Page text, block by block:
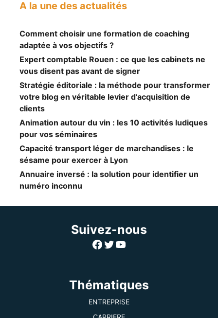
A la une des actualités
Comment choisir une formation de coaching
adaptée à vos objectifs ?
Expert comptable Rouen : ce que les cabinets ne
vous disent pas avant de signer
Stratégie éditoriale : la méthode pour transformer
votre blog en véritable levier d’acquisition de
clients
Animation autour du vin : les 10 activités ludiques
pour vos séminaires
Capacité transport léger de marchandises : le
sésame pour exercer à Lyon
Annuaire inversé : la solution pour identifier un
numéro inconnu
Suivez-nous
Facebook
Twitter
YouTube
Thématiques
ENTREPRISE